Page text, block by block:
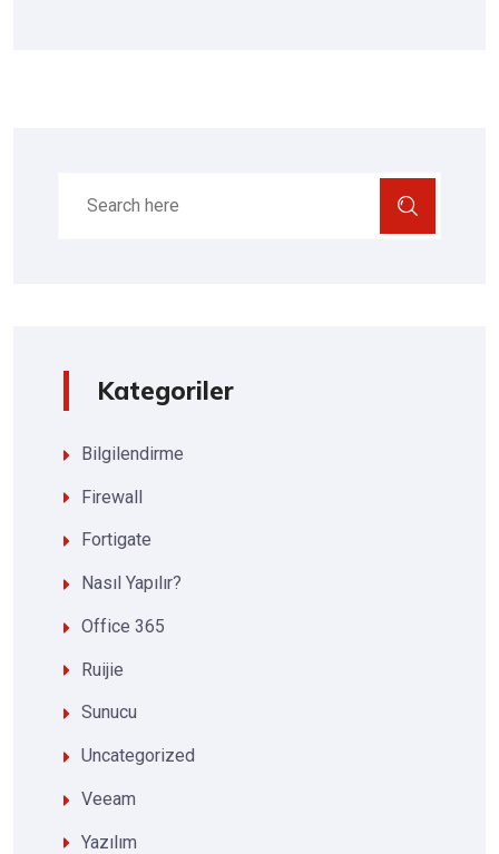
Kategoriler
Bilgilendirme
Firewall
Fortigate
Nasıl Yapılır?
Office 365
Ruijie
Sunucu
Uncategorized
Veeam
Yazılım